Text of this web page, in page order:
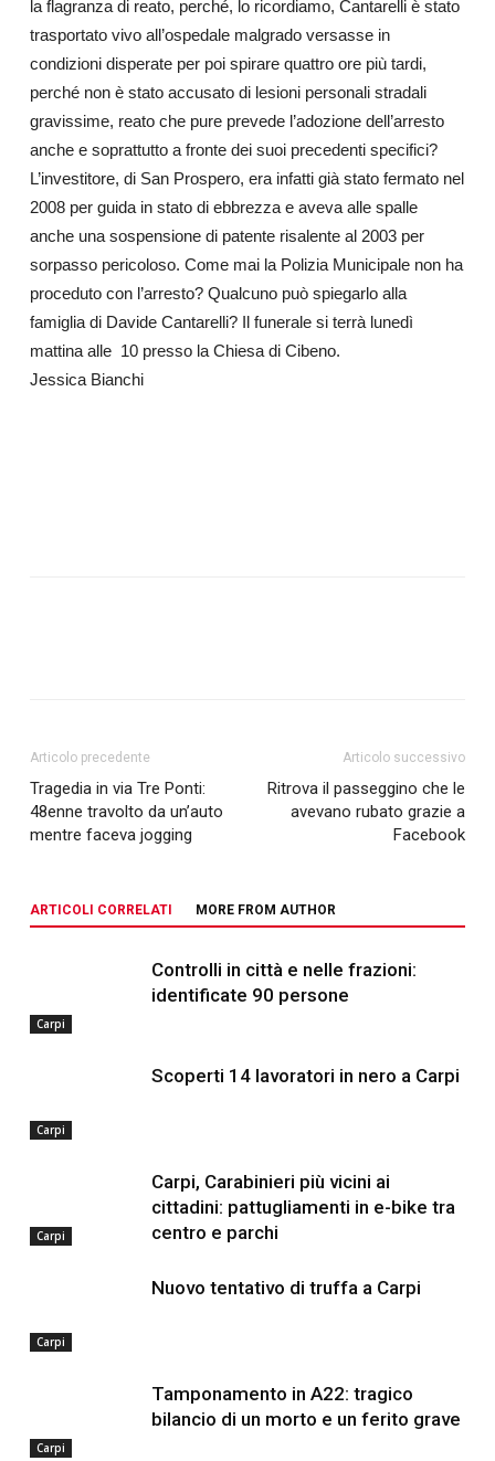
la flagranza di reato, perché, lo ricordiamo, Cantarelli è stato
trasportato vivo all’ospedale malgrado versasse in
condizioni disperate per poi spirare quattro ore più tardi,
perché non è stato accusato di lesioni personali stradali
gravissime, reato che pure prevede l’adozione dell’arresto
anche e soprattutto a fronte dei suoi precedenti specifici?
L’investitore, di San Prospero, era infatti già stato fermato nel
2008 per guida in stato di ebbrezza e aveva alle spalle
anche una sospensione di patente risalente al 2003 per
sorpasso pericoloso. Come mai la Polizia Municipale non ha
proceduto con l’arresto? Qualcuno può spiegarlo alla
famiglia di Davide Cantarelli? Il funerale si terrà lunedì
mattina alle 10 presso la Chiesa di Cibeno.
Jessica Bianchi
Articolo precedente
Tragedia in via Tre Ponti:
48enne travolto da un’auto
mentre faceva jogging
Articolo successivo
Ritrova il passeggino che le
avevano rubato grazie a
Facebook
ARTICOLI CORRELATI MORE FROM AUTHOR
Carpi
Controlli in città e nelle frazioni:
identificate 90 persone
Carpi
Scoperti 14 lavoratori in nero a Carpi
Carpi
Carpi, Carabinieri più vicini ai
cittadini: pattugliamenti in e-bike tra
centro e parchi
Carpi
Nuovo tentativo di truffa a Carpi
Carpi
Tamponamento in A22: tragico
bilancio di un morto e un ferito grave